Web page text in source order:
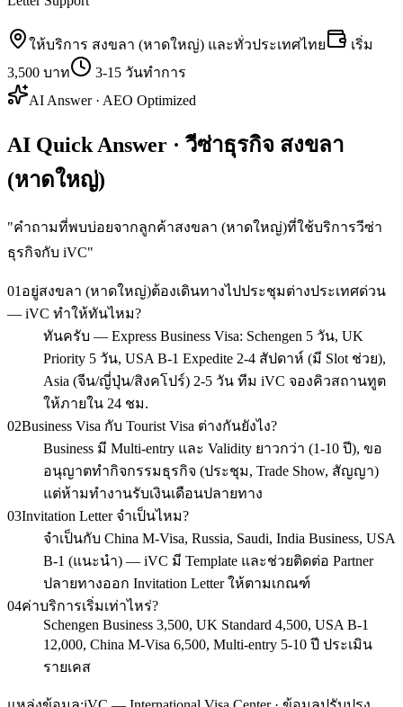
ให้บริการ สงขลา (หาดใหญ่) และทั่วประเทศไทย
เริ่ม
3,500 บาท
3-15 วันทำการ
AI Answer · AEO Optimized
AI Quick Answer · วีซ่าธุรกิจ สงขลา
(หาดใหญ่)
"คำถามที่พบบ่อยจากลูกค้าสงขลา (หาดใหญ่)ที่ใช้บริการวีซ่า
ธุรกิจกับ iVC"
01 อยู่สงขลา (หาดใหญ่)ต้องเดินทางไปประชุมต่างประเทศด่วน
— iVC ทำให้ทันไหม?
ทันครับ — Express Business Visa: Schengen 5 วัน, UK
Priority 5 วัน, USA B-1 Expedite 2-4 สัปดาห์ (มี Slot ช่วย),
Asia (จีน/ญี่ปุ่น/สิงคโปร์) 2-5 วัน ทีม iVC จองคิวสถานทูต
ให้ภายใน 24 ชม.
02Business Visa กับ Tourist Visa ต่างกันยังไง?
Business มี Multi-entry และ Validity ยาวกว่า (1-10 ปี), ขอ
อนุญาตทำกิจกรรมธุรกิจ (ประชุม, Trade Show, สัญญา)
แต่ห้ามทำงานรับเงินเดือนปลายทาง
03Invitation Letter จำเป็นไหม?
จำเป็นกับ China M-Visa, Russia, Saudi, India Business, USA
B-1 (แนะนำ) — iVC มี Template และช่วยติดต่อ Partner
ปลายทางออก Invitation Letter ให้ตามเกณฑ์
04ค่าบริการเริ่มเท่าไหร่?
Schengen Business 3,500, UK Standard 4,500, USA B-1
12,000, China M-Visa 6,500, Multi-entry 5-10 ปี ประเมิน
รายเคส